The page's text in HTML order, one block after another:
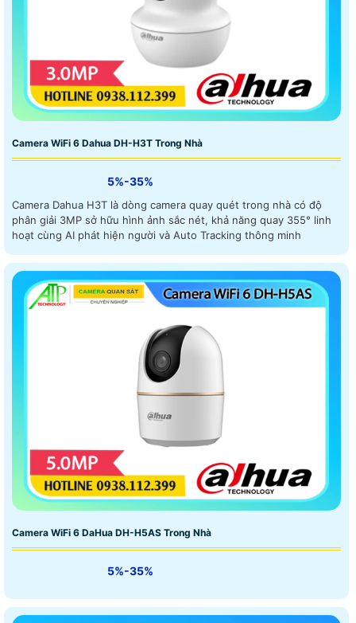
Camera WiFi 6 Dahua DH-H3T Trong Nhà
5%-35%
Camera Dahua H3T là dòng camera quay quét trong nhà có độ
phân giải 3MP sở hữu hình ảnh sắc nét, khả năng quay 355° linh
hoạt cùng AI phát hiện người và Auto Tracking thông minh
Camera WiFi 6 DaHua DH-H5AS Trong Nhà
5%-35%